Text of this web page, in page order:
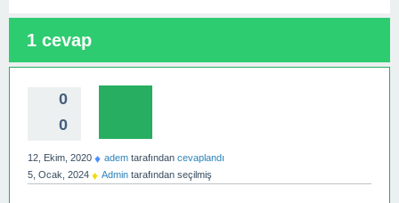
1 cevap
0
0
12, Ekim, 2020 ♦ adem tarafından cevaplandı
5, Ocak, 2024 ♦ Admin tarafından seçilmiş